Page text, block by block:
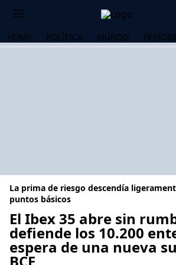
HOME POLÍTICA MUNDO
La prima de riesgo descendía
puntos básicos
El Ibex 35 abre sin
defiende los 10.200
espera de una nueva